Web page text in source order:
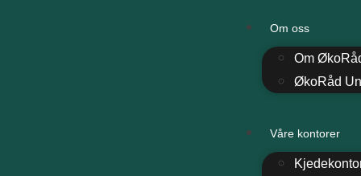
Om oss
Om
ØkoRåd
Våre kontorer